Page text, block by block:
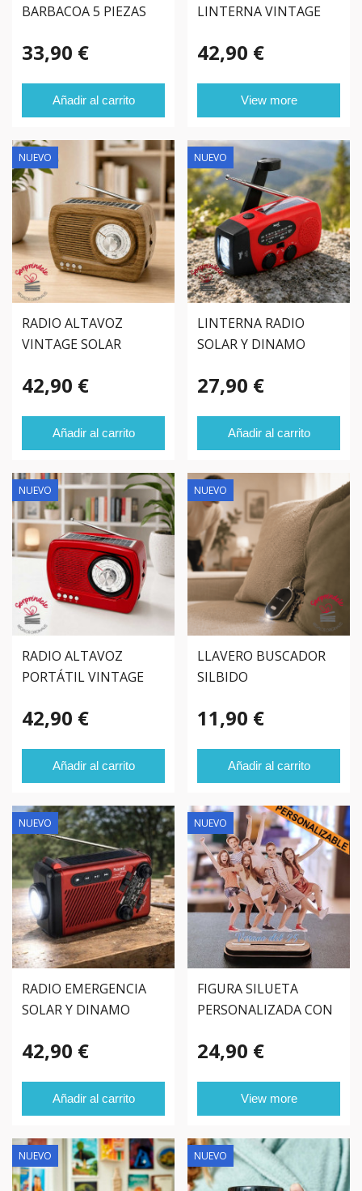
BARBACOA 5 PIEZAS
33,90 €
Añadir al carrito
LINTERNA VINTAGE
42,90 €
View more
RADIO ALTAVOZ
VINTAGE SOLAR
42,90 €
Añadir al carrito
NUEVO
LINTERNA RADIO
SOLAR Y DINAMO
27,90 €
Añadir al carrito
NUEVO
RADIO ALTAVOZ
PORTÁTIL VINTAGE
42,90 €
Añadir al carrito
NUEVO
LLAVERO BUSCADOR
SILBIDO
11,90 €
Añadir al carrito
NUEVO
RADIO EMERGENCIA
SOLAR Y DINAMO
42,90 €
Añadir al carrito
NUEVO
FIGURA SILUETA
PERSONALIZADA CON
24,90 €
View more
NUEVO
NUEVO NUEVO